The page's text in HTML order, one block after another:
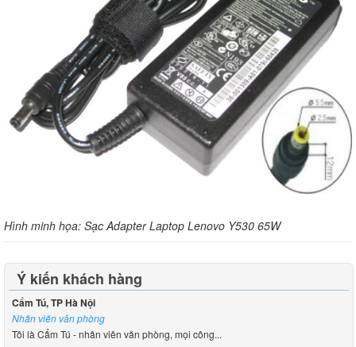
Hình minh họa: Sạc Adapter Laptop Lenovo Y530 65W
Ý kiến khách hàng
Cẩm Tú, TP Hà Nội
Nhân viên văn phòng
Tôi là Cẩm Tú - nhân viên văn phòng, mọi công...